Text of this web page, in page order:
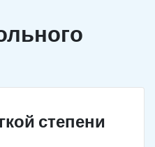
степени